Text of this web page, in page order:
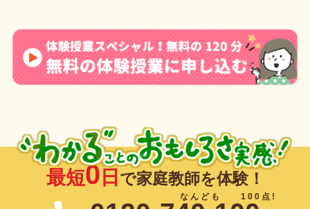
最短0 日 で家庭教師を体験！